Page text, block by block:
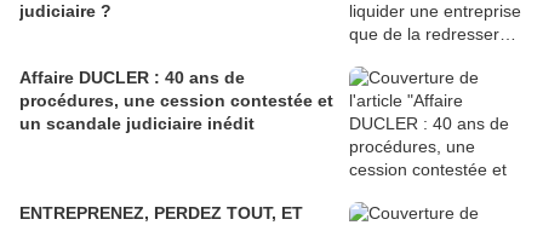
judiciaire ?
Affaire DUCLER : 40 ans de
procédures, une cession contestée et
un scandale judiciaire inédit
ENTREPRENEZ, PERDEZ TOUT, ET